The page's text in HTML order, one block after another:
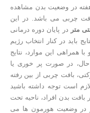
در وضعیت بدن مشاهده
چربی می باشد. در این
در پایان دوره درمانی
در کنار انتخاب رژیم
همراهی این موارد، نتایج
حال، در صورت پر خوری یا
بافت چربی از بین رفته
است توجه داشته باشید
بافت بدن افراد، ناحیه تحت
در وضعیت هورمون ها می